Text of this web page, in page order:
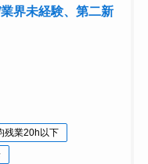
界未経験、第二新
残業20h以下